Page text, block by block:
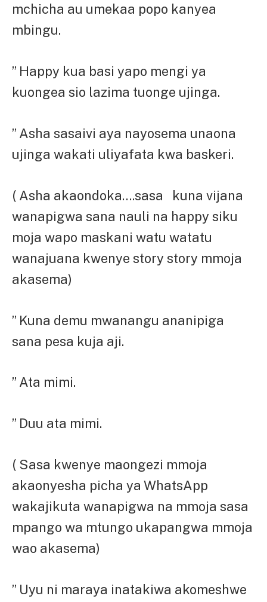
mchicha au umekaa popo kanyea
mbingu.
” Happy kua basi yapo mengi ya
kuongea sio lazima tuonge ujinga.
” Asha sasaivi aya nayosema unaona
ujinga wakati uliyafata kwa baskeri.
( Asha akaondoka….sasa kuna vijana
wanapigwa sana nauli na happy siku
moja wapo maskani watu watatu
wanajuana kwenye story story mmoja
akasema)
” Kuna demu mwanangu ananipiga
sana pesa kuja aji.
” Ata mimi.
” Duu ata mimi.
( Sasa kwenye maongezi mmoja
akaonyesha picha ya WhatsApp
wakajikuta wanapigwa na mmoja sasa
mpango wa mtungo ukapangwa mmoja
wao akasema)
” Uyu ni maraya inatakiwa akomeshwe